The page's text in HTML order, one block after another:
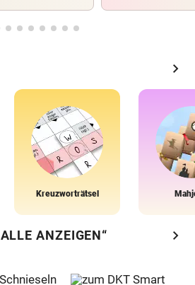
chevron_right
Kreuzworträtsel
ANZEIGEN“ chevron_right